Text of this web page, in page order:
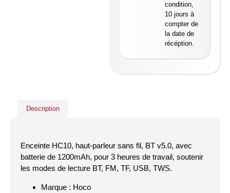
condition,
10 jours à
compter de
la date de
récéption.
Description
Enceinte HC10, haut-parleur sans fil, BT v5.0, avec
batterie de 1200mAh, pour 3 heures de travail, soutenir
les modes de lecture BT, FM, TF, USB, TWS.
Marque : Hoco